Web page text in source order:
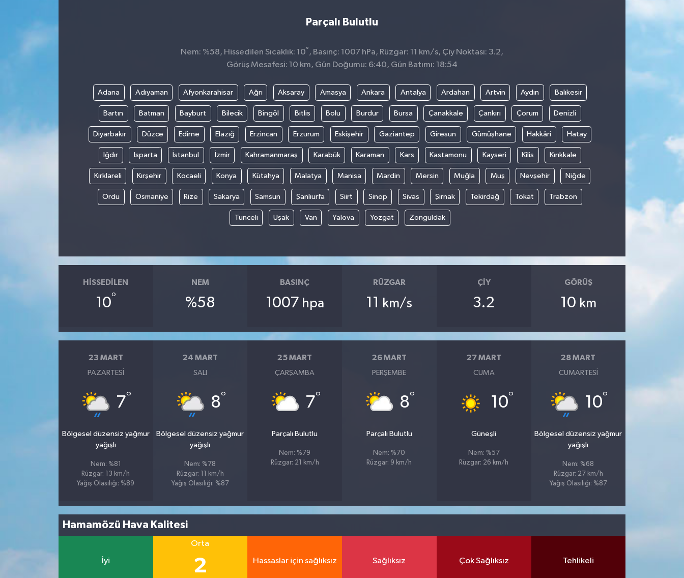
Parçalı Bulutlu
Nem: %58, Hissedilen Sıcaklık: 10° , Basınç: 1007 hPa, Rüzgar: 11 km/s, Çiy Noktası: 3.2,
Görüş Mesafesi: 10 km, Gün Doğumu: 6:40, Gün Batımı: 18:54
Adana Adıyaman Afyonkarahisar Ağrı Aksaray Amasya Ankara Antalya Ardahan Artvin Aydın Balıkesir
Bartın Batman Bayburt Bilecik Bingöl Bitlis Bolu Burdur Bursa Çanakkale Çankırı Çorum Denizli
Diyarbakır Düzce Edirne Elazığ Erzincan Erzurum Eskişehir Gaziantep Giresun Gümüşhane Hakkâri Hatay
Iğdır Isparta İstanbul İzmir Kahramanmaraş Karabük Karaman Kars Kastamonu Kayseri Kilis Kırıkkale
Kırklareli Kırşehir Kocaeli Konya Kütahya Malatya Manisa Mardin Mersin Muğla Muş Nevşehir Niğde
Ordu Osmaniye Rize Sakarya Samsun Şanlıurfa Siirt Sinop Sivas Şırnak Tekirdağ Tokat Trabzon
Tunceli Uşak Van Yalova Yozgat Zonguldak
HISSEDILEN
10°
NEM
%58
BASINÇ
1007 hpa
RÜZGAR
11 km/s
ÇIY
3.2
GÖRÜŞ
10 km
23 MART
PAZARTESI
7°
Bölgesel düzensiz yağmur
yağışlı
Nem: %81
Rüzgar: 13 km/h
Yağış Olasılığı: %89
24 MART
SALI
8°
Bölgesel düzensiz yağmur
yağışlı
Nem: %78
Rüzgar: 11 km/h
Yağış Olasılığı: %87
25 MART
ÇARŞAMBA
7°
Parçalı Bulutlu
Nem: %79
Rüzgar: 21 km/h
26 MART
PERŞEMBE
8°
Parçalı Bulutlu
Nem: %70
Rüzgar: 9 km/h
27 MART
CUMA
10°
Güneşli
Nem: %57
Rüzgar: 26 km/h
28 MART
CUMARTESI
10°
Bölgesel düzensiz yağmur
yağışlı
Nem: %68
Rüzgar: 27 km/h
Yağış Olasılığı: %87
Hamamözü Hava Kalitesi
İyi
Orta
2 Hassaslar için sağlıksız Sağlıksız Çok Sağlıksız Tehlikeli